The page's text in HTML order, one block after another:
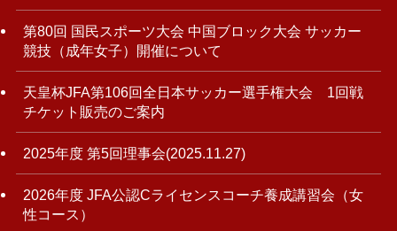
第80回 国民スポーツ大会 中国ブロック大会 サッカー
競技（成年女子）開催について
天皇杯JFA第106回全日本サッカー選手権大会 1回戦
チケット販売のご案内
2025年度 第5回理事会(2025.11.27)
2026年度 JFA公認Cライセンスコーチ養成講習会（女
性コース）